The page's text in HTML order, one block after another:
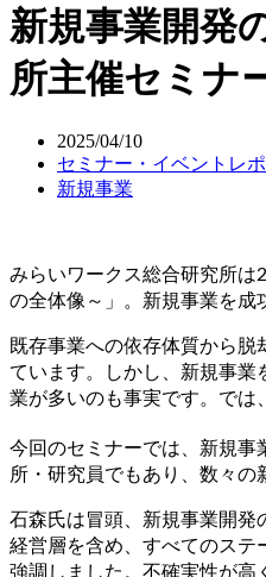
新規事業開発
所主催セミナ
2025/04/10
セミナー・イベントレポ
新規事業
みらいワークス総合研究所は
の全体像～」。新規事業を成
既存事業への依存体質から
ています。しかし、新規事業
業が多いのも事実です。では
今回のセミナーでは、新規事
所・研究員でもあり、数々の
石森氏は冒頭、新規事業開発
経営層を含め、すべてのステ
強調しました。不確実性が高